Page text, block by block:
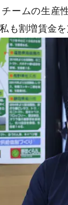
ームの生産
も割増賃金